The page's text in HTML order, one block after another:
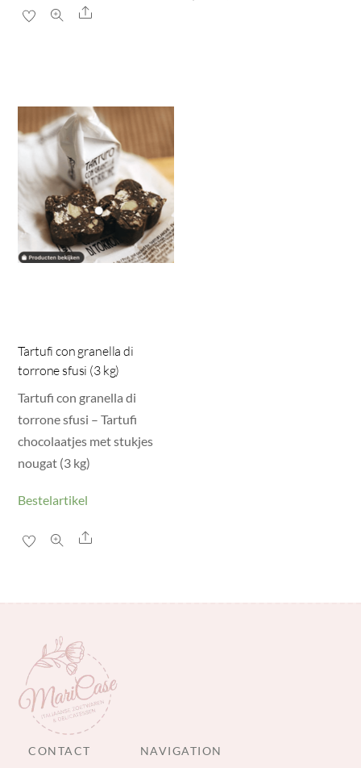
Share
Tartufi con granella di
torrone sfusi (3 kg)
Tartufi con granella di
torrone sfusi – Tartufi
chocolaatjes met stukjes
nougat (3 kg)
Bestelartikel
Share
CONTACT NAVIGATION